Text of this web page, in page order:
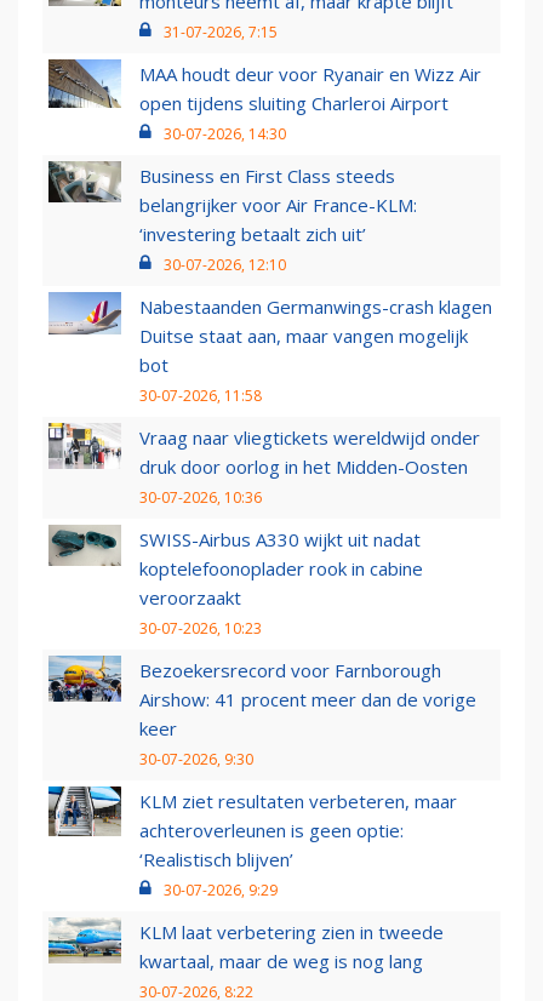
31-07-2026, 7:15
MAA houdt deur voor Ryanair en Wizz Air
open tijdens sluiting Charleroi Airport
30-07-2026, 14:30
Business en First Class steeds
belangrijker voor Air France-KLM:
‘investering betaalt zich uit’
30-07-2026, 12:10
Nabestaanden Germanwings-crash klagen
Duitse staat aan, maar vangen mogelijk
bot
30-07-2026, 11:58
Vraag naar vliegtickets wereldwijd onder
druk door oorlog in het Midden-Oosten
30-07-2026, 10:36
SWISS-Airbus A330 wijkt uit nadat
koptelefoonoplader rook in cabine
veroorzaakt
30-07-2026, 10:23
Bezoekersrecord voor Farnborough
Airshow: 41 procent meer dan de vorige
keer
30-07-2026, 9:30
KLM ziet resultaten verbeteren, maar
achteroverleunen is geen optie:
‘Realistisch blijven’
30-07-2026, 9:29
KLM laat verbetering zien in tweede
kwartaal, maar de weg is nog lang
30-07-2026, 8:22